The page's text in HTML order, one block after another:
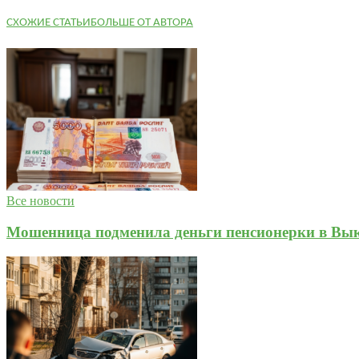
СХОЖИЕ СТАТЬИБОЛЬШЕ ОТ АВТОРА
Все новости
Мошенница подменила деньги пенсионерки в